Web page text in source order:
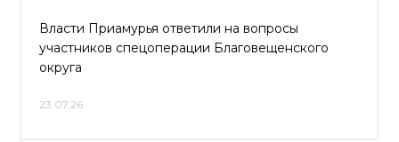
Власти Приамурья ответили на вопросы
участников спецоперации Благовещенского
округа
23.07.26